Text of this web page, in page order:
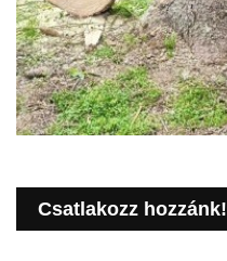
Csatlakozz hozzánk!